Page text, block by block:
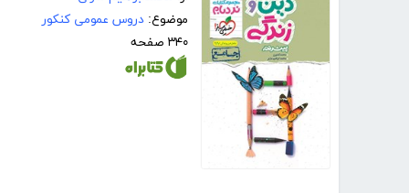
موضوع: دروس عمومی کنکور
۳۴۰ صفحه